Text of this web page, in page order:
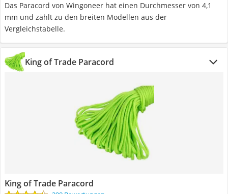
Das Paracord von Wingoneer hat einen Durchmesser von 4,1
mm und zählt zu den breiten Modellen aus der
Vergleichstabelle.
King of Trade Paracord
King of Trade Paracord